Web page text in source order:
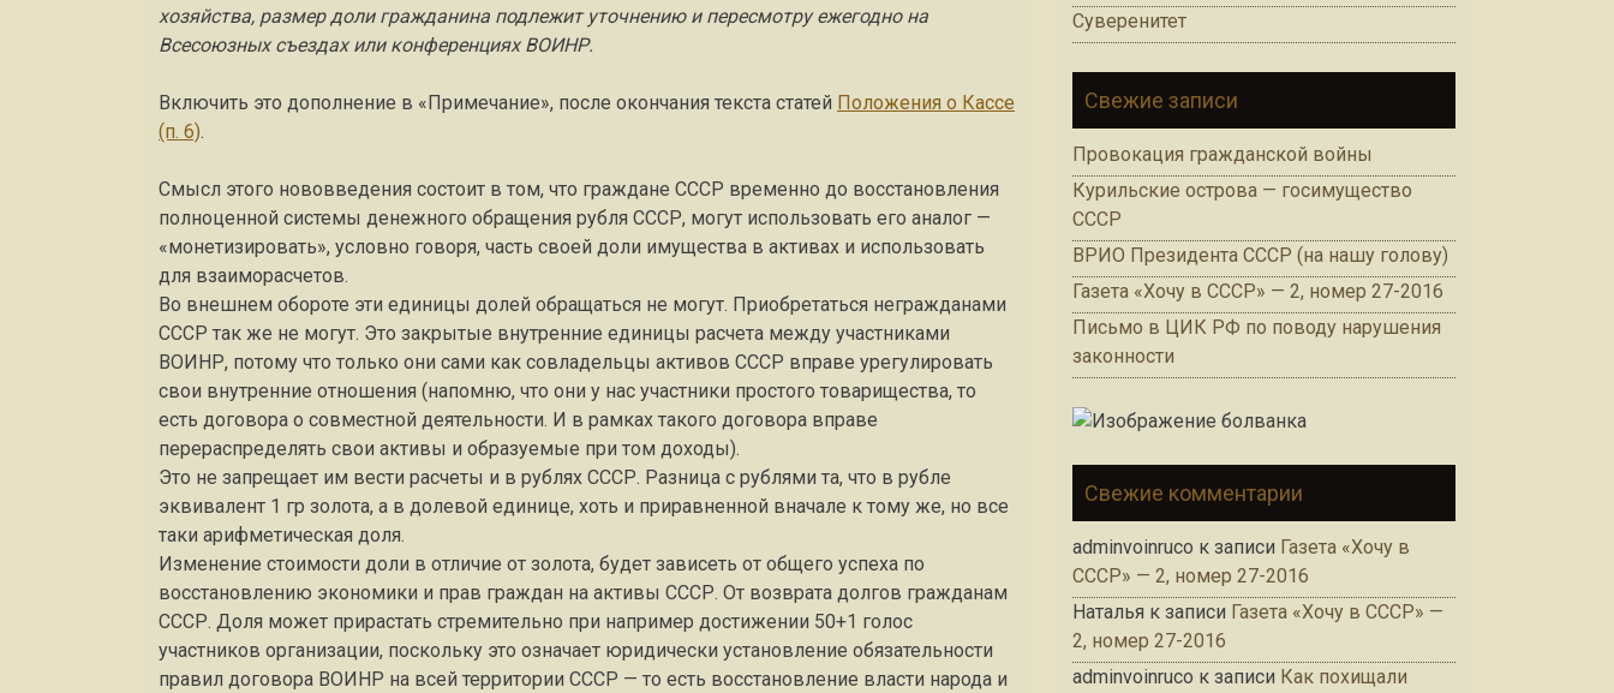
хозяйства, размер доли гражданина подлежит уточнению и пересмотру ежегодно на
Всесоюзных съездах или конференциях ВОИНР.
Включить это дополнение в «Примечание», после окончания текста статей Положения о Кассе
(п. 6).
Смысл этого нововведения состоит в том, что граждане СССР временно до восстановления
полноценной системы денежного обращения рубля СССР, могут использовать его аналог —
«монетизировать», условно говоря, часть своей доли имущества в активах и использовать
для взаиморасчетов.
Во внешнем обороте эти единицы долей обращаться не могут. Приобретаться негражданами
СССР так же не могут. Это закрытые внутренние единицы расчета между участниками
ВОИНР, потому что только они сами как совладельцы активов СССР вправе урегулировать
свои внутренние отношения (напомню, что они у нас участники простого товарищества, то
есть договора о совместной деятельности. И в рамках такого договора вправе
перераспределять свои активы и образуемые при том доходы).
Это не запрещает им вести расчеты и в рублях СССР. Разница с рублями та, что в рубле
эквивалент 1 гр золота, а в долевой единице, хоть и приравненной вначале к тому же, но все
таки арифметическая доля.
Изменение стоимости доли в отличие от золота, будет зависеть от общего успеха по
восстановлению экономики и прав граждан на активы СССР. От возврата долгов гражданам
СССР. Доля может прирастать стремительно при например достижении 50+1 голос
участников организации, поскольку это означает юридически установление обязательности
правил договора ВОИНР на всей территории СССР — то есть восстановление власти народа и
Суверенитет
Свежие записи
Провокация гражданской войны
Курильские острова — госимущество
СССР
ВРИО Президента СССР (на нашу голову)
Газета «Хочу в СССР» — 2, номер 27-2016
Письмо в ЦИК РФ по поводу нарушения
законности
Свежие комментарии
adminvoinruco к записи Газета «Хочу в
СССР» — 2, номер 27-2016
Наталья к записи Газета «Хочу в СССР» —
2, номер 27-2016
adminvoinruco к записи Как похищали